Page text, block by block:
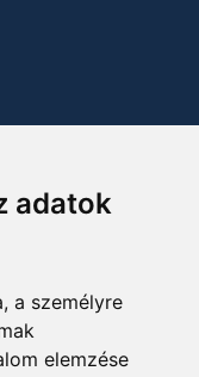
adatok
a személyre
elemzése